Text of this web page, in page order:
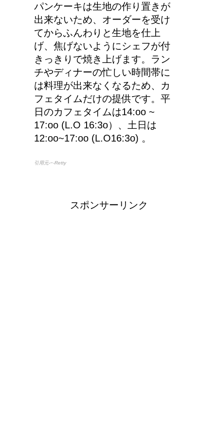
パンケーキは生地の作り置きが
出来ないため、オーダーを受け
てからふんわりと生地を仕上
げ、焦げないようにシェフが付
きっきりで焼き上げます。ラン
チやディナーの忙しい時間帯に
は料理が出来なくなるため、カ
フェタイムだけの提供です。平
日のカフェタイムは14:oo ~
17:oo (L.O 16:3o）、土日は
12:oo~17:oo (L.O16:3o) 。
引用元-−-Retty
スポンサーリンク